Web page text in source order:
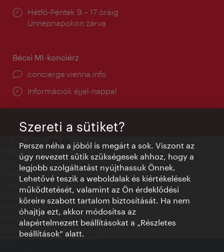
Nyitva
tartás:
Hétfő-Péntek 9 – 17 óráig
Ünnepnapokon zárva
Bécsi MI-konciérz
concierge.vienna.info
Információk éjjel-nappal
Kapcsolat
Credits
Adatvédelmi nyilatkozat
Terms of Use
Megközelíthetőség
Sajtókapcsolat
Sütik beállítása
© Copyright WienTourismus
Szereti a sütiket?
Persze néha a jóból is megárt a sok. Viszont az
úgy nevezett sütik szükségesek ahhoz, hogy a
legjobb szolgáltatást nyújthassuk Önnek.
Lehetővé teszik a weboldalak és kiértékelések
működtetését, valamint az Ön érdeklődési
köreire szabott tartalom biztosítását. Ha nem
óhajtja ezt, akkor módosítsa az
alapértelmezett beállításokat a „Részletes
beállítások“ alatt.